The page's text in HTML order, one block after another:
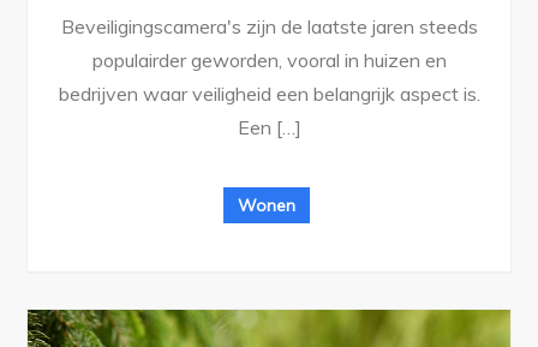
Beveiligingscamera's zijn de laatste jaren steeds
populairder geworden, vooral in huizen en
bedrijven waar veiligheid een belangrijk aspect is.
Een […]
Wonen